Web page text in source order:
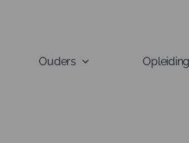
Ouders